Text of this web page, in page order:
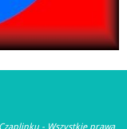
- Wszystkie prawa